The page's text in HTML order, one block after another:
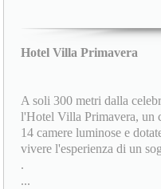
Hotel Villa Primavera
A soli 300 metri dalla
l'Hotel Villa Primavera, un
14 camere luminose e
vivere l'esperienza di un
.
...